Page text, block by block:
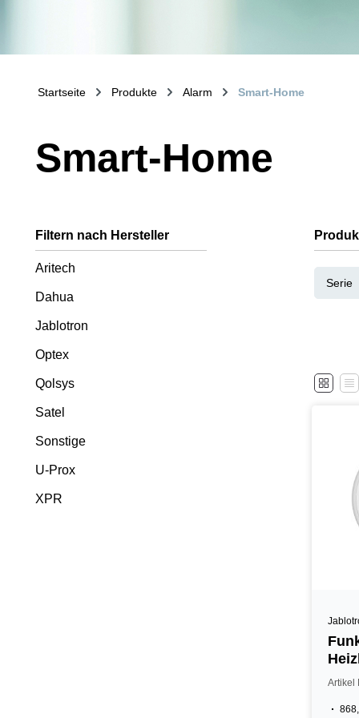
Startseite Produkte Alarm Smart-Home
Smart-Home
Filtern nach Hersteller
Aritech
Dahua
Jablotron
Optex
Qolsys
Satel
Sonstige
U-Prox
XPR
Serie
Artikel